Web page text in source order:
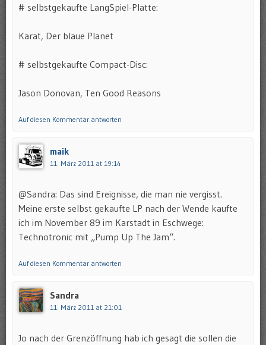
# selbstgekaufte LangSpiel-Platte:
Karat, Der blaue Planet
# selbstgekaufte Compact-Disc:
Jason Donovan, Ten Good Reasons
Auf diesen Kommentar antworten
maik
11. März 2011 at 19:14
@Sandra: Das sind Ereignisse, die man nie vergisst.
Meine erste selbst gekaufte LP nach der Wende kaufte
ich im November 89 im Karstadt in Eschwege:
Technotronic mit „Pump Up The Jam“.
Auf diesen Kommentar antworten
Sandra
11. März 2011 at 21:01
Jo nach der Grenzöffnung hab ich gesagt die sollen die